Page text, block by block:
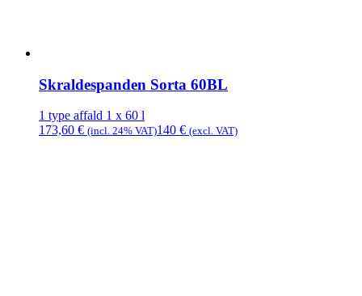
Skraldespanden Sorta 60BL
1 type affald 1 x 60 l
173,60 € (incl. 24% VAT)140 € (excl. VAT)